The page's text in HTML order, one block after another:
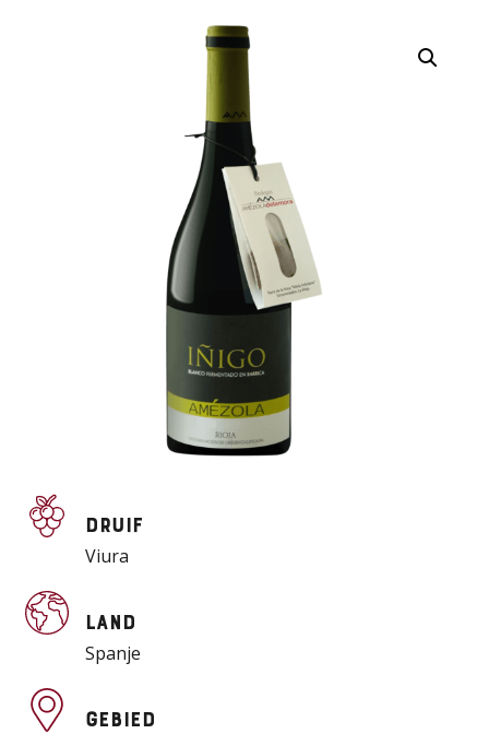
Druif
Viura
Land
Spanje
Gebied